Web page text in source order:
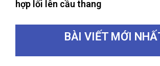
hợp lối lên cầu thang
BÀI VIẾT MỚI